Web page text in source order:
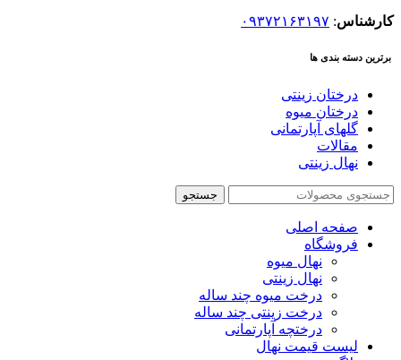
کارشناس: ۰۹۳۷۲۱۶۳۱۹۷
برترین دسته بندی ها
درختان زینتی
درختان میوه
گلهای آپارتمانی
مقالات
نهال زینتی
جستجو
صفحه اصلی
فروشگاه
نهال میوه
نهال زینتی
درخت میوه چند ساله
درخت زینتی چند ساله
درختچه آپارتمانی
لیست قیمت نهال